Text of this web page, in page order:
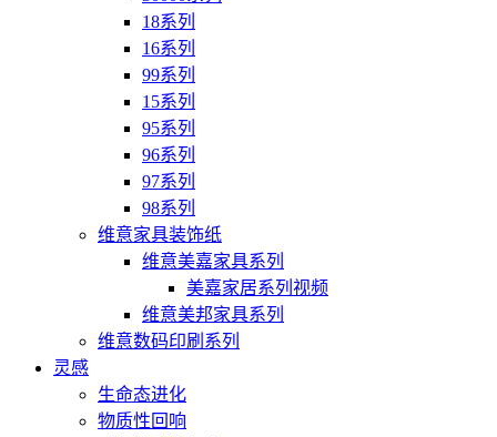
18系列
16系列
99系列
15系列
95系列
96系列
97系列
98系列
维意家具装饰纸
维意美嘉家具系列
美嘉家居系列视频
维意美邦家具系列
维意数码印刷系列
灵感
生命态进化
物质性回响